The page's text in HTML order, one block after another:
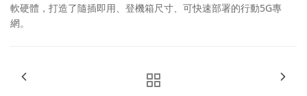
軟硬體，打造了隨插即用、登機箱尺寸、可快速部署的行動5G專
網。